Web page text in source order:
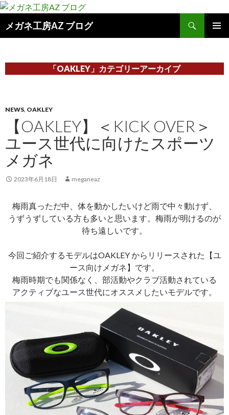
メガネ工房AZ ブログ
索
ツ
キ
「OAKLEY」カテゴリーアーカイブ
NEWS, OAKLEY
【OAKLEY】＜KICK OVER＞
ユース世代に向けたスポーツ
メガネ
2023年6月18日 meganeaz
梅雨真っただ中、体を動かしたいけど雨で中々動けず、
うずうずしている方も多いと思います。梅雨が明けるのが
待ち遠しいです。
今回ご紹介するモデルはOAKLEY からリリースされた【ユ
ース向けメガネ】です。
梅雨時期でも関係なく、部活動やクラブ活動されている
アクティブなユース世代にオススメしたいモデルです。